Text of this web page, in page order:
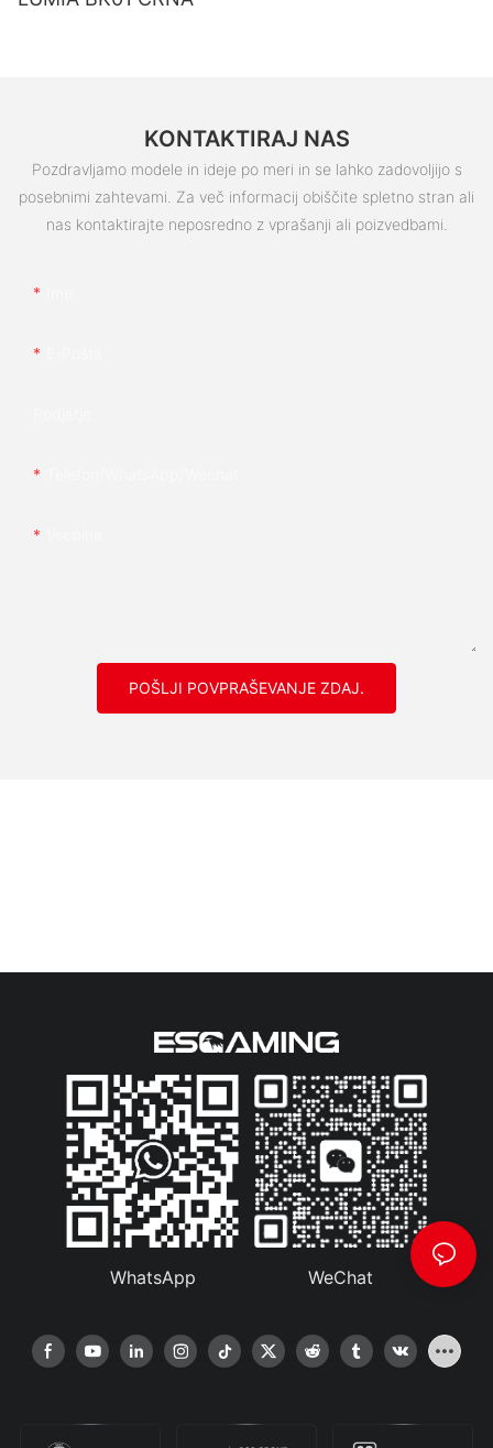
KONTAKTIRAJ NAS
Pozdravljamo modele in ideje po meri in se lahko zadovoljijo s
posebnimi zahtevami. Za več informacij obiščite spletno stran ali
nas kontaktirajte neposredno z vprašanji ali poizvedbami.
POŠLJI POVPRAŠEVANJE ZDAJ.
WhatsApp WeChat